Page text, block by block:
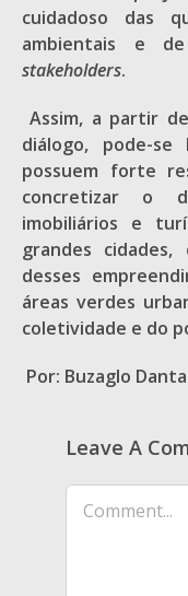
cuidadoso das
ambientais e
stakeholders.
Assim, a partir
diálogo, pode-se
possuem forte
concretizar o
imobiliários e
grandes cidades,
desses
áreas verdes
coletividade e do
Por: Buzaglo
Leave A
Comment